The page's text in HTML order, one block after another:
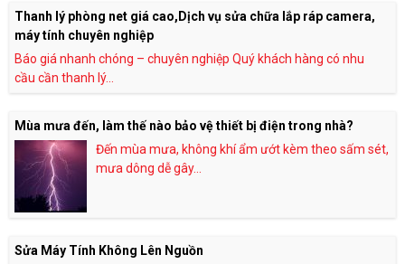
Thanh lý phòng net giá cao,Dịch vụ sửa chữa lắp ráp camera,
máy tính chuyên nghiệp
Báo giá nhanh chóng – chuyên nghiệp Quý khách hàng có nhu
cầu cần thanh lý...
Mùa mưa đến, làm thế nào bảo vệ thiết bị điện trong nhà?
Đến mùa mưa, không khí ẩm ướt kèm theo sấm sét,
mưa dông dễ gây...
Sửa Máy Tính Không Lên Nguồn